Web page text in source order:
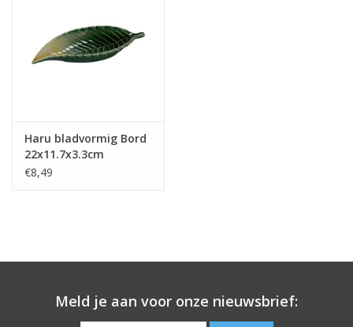
Haru bladvormig Bord
22x11.7x3.3cm
€8,49
Meld je aan voor onze nieuwsbrief: